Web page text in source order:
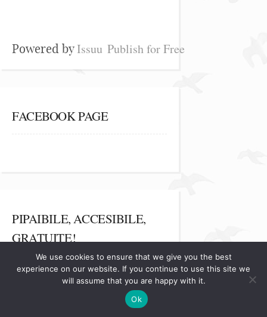
Powered byIssuu Publish for Free
FACEBOOK PAGE
PIPAIBILE, ACCESIBILE,
GRATUITE!
ama
andressa
We use cookies to ensure that we give you the best
experience on our website. If you continue to use this site we
will assume that you are happy with it.
Ok